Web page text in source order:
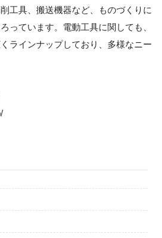
工具、搬送機器など、ものづくりに
っています。電動工具に関しても、
ラインナップしており、多様なニー